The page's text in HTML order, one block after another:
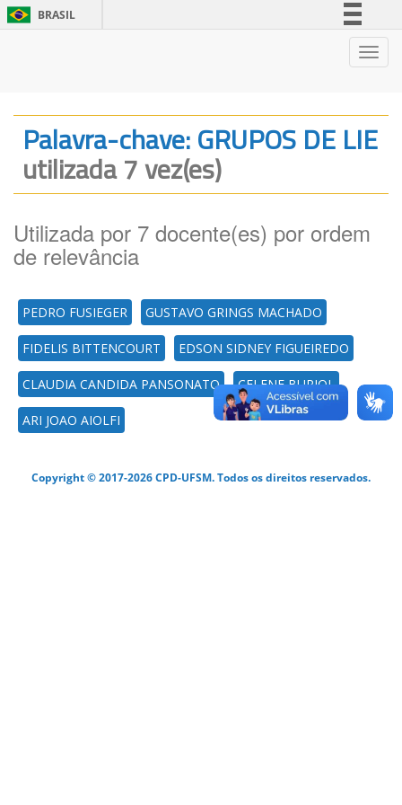
BRASIL
Legislação
Palavra-chave: GRUPOS DE LIE
utilizada 7 vez(es)
Utilizada por 7 docente(es) por ordem
de relevância
PEDRO FUSIEGER GUSTAVO GRINGS MACHADO
FIDELIS BITTENCOURT EDSON SIDNEY FIGUEIREDO
CLAUDIA CANDIDA PANSONATO CELENE BURIOL
ARI JOAO AIOLFI
Copyright © 2017-2026 CPD-UFSM. Todos os direitos reservados.